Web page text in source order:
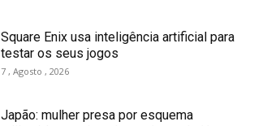
Square Enix usa inteligência artificial para
testar os seus jogos
7 , Agosto , 2026
Japão: mulher presa por esquema